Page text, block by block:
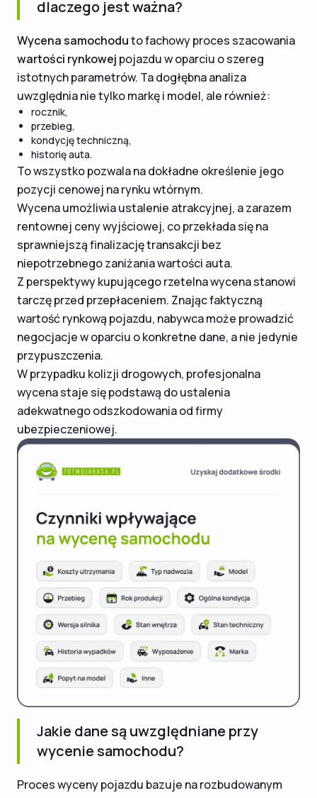
dlaczego jest ważna?
Wycena samochoduto fachowy proces szacowania
wartości rynkowej pojazdu w oparciu o szereg
istotnych parametrów. Ta dogłębna analiza
uwzględnia nie tylko markę i model, ale również:
rocznik,
przebieg,
kondycję techniczną,
historię auta.
To wszystko pozwala na dokładne określenie jego
pozycji cenowej na rynku wtórnym.
Wycena umożliwia ustalenie atrakcyjnej, a zarazem
rentownej ceny wyjściowej, co przekłada się na
sprawniejszą finalizację transakcji bez
niepotrzebnego zaniżania wartości auta.
Z perspektywy kupującego rzetelna wycena stanowi
tarczę przed przepłaceniem. Znając faktyczną
wartość rynkową pojazdu, nabywca może prowadzić
negocjacje w oparciu o konkretne dane, a nie jedynie
przypuszczenia.
W przypadku kolizji drogowych, profesjonalna
wycena staje się podstawą do ustalenia
adekwatnego odszkodowania od firmy
ubezpieczeniowej.
Jakie dane są uwzględniane przy
wycenie samochodu?
Proces wyceny pojazdu bazuje na rozbudowanym